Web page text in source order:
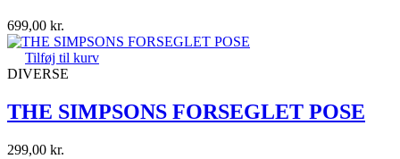
699,00 kr.
Tilføj til kurv
DIVERSE
THE SIMPSONS FORSEGLET POSE
299,00 kr.